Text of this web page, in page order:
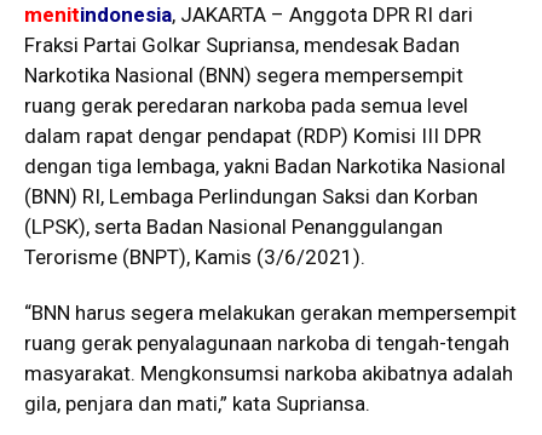
menitindonesia, JAKARTA – Anggota DPR RI dari
Fraksi Partai Golkar Supriansa, mendesak Badan
Narkotika Nasional (BNN) segera mempersempit
ruang gerak peredaran narkoba pada semua level
dalam rapat dengar pendapat (RDP) Komisi III DPR
dengan tiga lembaga, yakni Badan Narkotika Nasional
(BNN) RI, Lembaga Perlindungan Saksi dan Korban
(LPSK), serta Badan Nasional Penanggulangan
Terorisme (BNPT), Kamis (3/6/2021).
“BNN harus segera melakukan gerakan mempersempit
ruang gerak penyalagunaan narkoba di tengah-tengah
masyarakat. Mengkonsumsi narkoba akibatnya adalah
gila, penjara dan mati,” kata Supriansa.